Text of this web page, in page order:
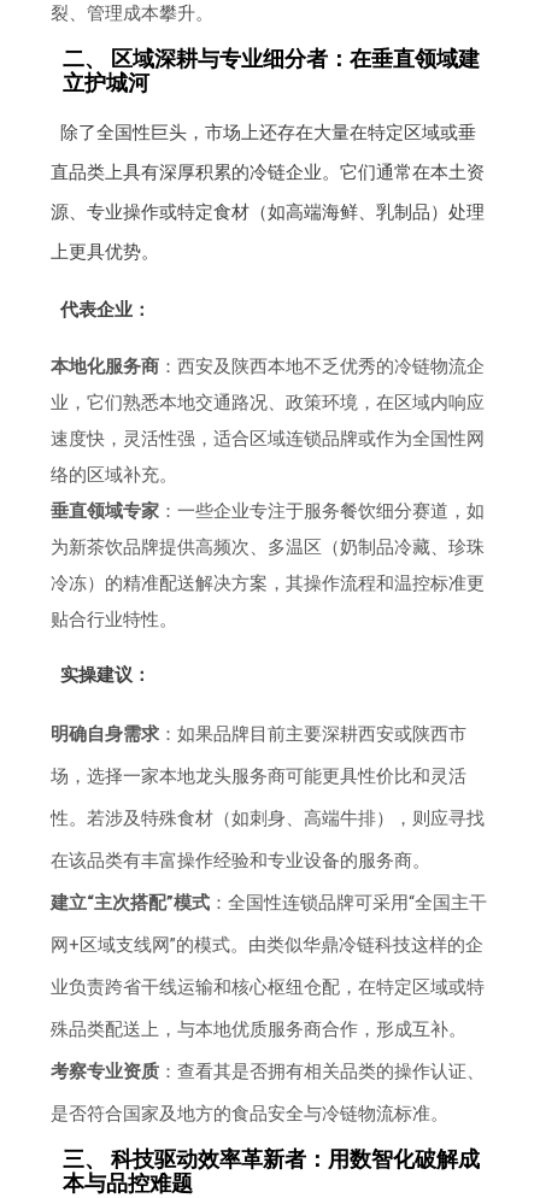
裂、管理成本攀升。
二、 区域深耕与专业细分者：在垂直领域建
立护城河
除了全国性巨头，市场上还存在大量在特定区域或垂
直品类上具有深厚积累的冷链企业。它们通常在本土资
源、专业操作或特定食材（如高端海鲜、乳制品）处理
上更具优势。
代表企业：
本地化服务商 ：西安及陕西本地不乏优秀的冷链物流企
业，它们熟悉本地交通路况、政策环境，在区域内响应
速度快，灵活性强，适合区域连锁品牌或作为全国性网
络的区域补充。
垂直领域专家 ：一些企业专注于服务餐饮细分赛道，如
为新茶饮品牌提供高频次、多温区（奶制品冷藏、珍珠
冷冻）的精准配送解决方案，其操作流程和温控标准更
贴合行业特性。
实操建议：
明确自身需求 ：如果品牌目前主要深耕西安或陕西市
场，选择一家本地龙头服务商可能更具性价比和灵活
性。若涉及特殊食材（如刺身、高端牛排），则应寻找
在该品类有丰富操作经验和专业设备的服务商。
建立“主次搭配”模式 ：全国性连锁品牌可采用“全国主干
网+区域支线网”的模式。由类似华鼎冷链科技这样的企
业负责跨省干线运输和核心枢纽仓配，在特定区域或特
殊品类配送上，与本地优质服务商合作，形成互补。
考察专业资质 ：查看其是否拥有相关品类的操作认证、
是否符合国家及地方的食品安全与冷链物流标准。
三、 科技驱动效率革新者：用数智化破解成
本与品控难题